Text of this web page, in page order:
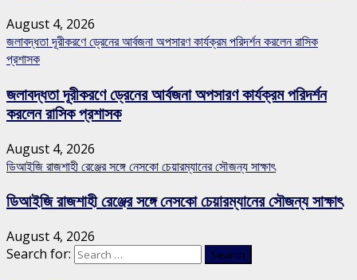
August 4, 2026
জলাবদ্ধতা দূরীকরণে ড্রেনের আর্বজনা অপসারণ কার্যক্রম পরিদর্শন করলেন রাসিক
প্রশাসক
জলাবদ্ধতা দূরীকরণে ড্রেনের আর্বজনা অপসারণ কার্যক্রম পরিদর্শন
করলেন রাসিক প্রশাসক
August 4, 2026
ডিআইজি রাজশাহী রেঞ্জের সঙ্গে নেসকো চেয়ারম্যানের সৌজন্য সাক্ষাৎ
ডিআইজি রাজশাহী রেঞ্জের সঙ্গে নেসকো চেয়ারম্যানের সৌজন্য সাক্ষাৎ
August 4, 2026
Search for: